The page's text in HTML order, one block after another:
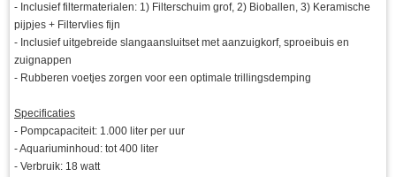
- Inclusief filtermaterialen: 1) Filterschuim grof, 2) Bioballen, 3) Keramische
pijpjes + Filtervlies fijn
- Inclusief uitgebreide slangaansluitset met aanzuigkorf, sproeibuis en
zuignappen
- Rubberen voetjes zorgen voor een optimale trillingsdemping
Specificaties
- Pompcapaciteit: 1.000 liter per uur
- Aquariuminhoud: tot 400 liter
- Verbruik: 18 watt